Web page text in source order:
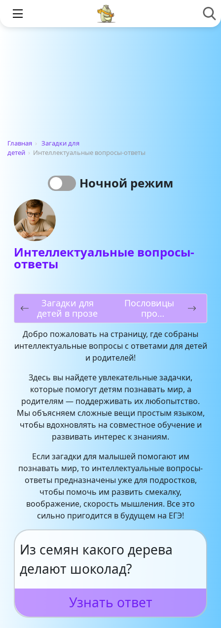
Главная › Загадки для
детей › Интеллектуальные вопросы-ответы
Ночной режим
Интеллектуальные вопросы-
ответы
Загадки для
детей в прозе
Пословицы
про
физические
явления
Добро пожаловать на страницу, где собраны
интеллектуальные вопросы с ответами для детей
и родителей!
Здесь вы найдете увлекательные задачки,
которые помогут детям познавать мир, а
родителям — поддерживать их любопытство.
Мы объясняем сложные вещи простым языком,
чтобы вдохновлять на совместное обучение и
развивать интерес к знаниям.
Если загадки для малышей помогают им
познавать мир, то интеллектуальные вопросы-
ответы предназначены уже для подростков,
чтобы помочь им развить смекалку,
воображение, скорость мышления. Все это
сильно пригодится в будущем на ЕГЭ!
Из семян какого дерева
делают шоколад?
Узнать ответ